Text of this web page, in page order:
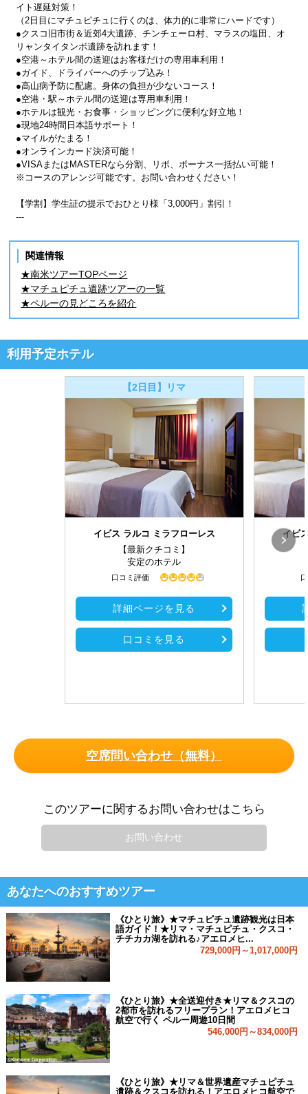
イト遅延対策！
（2日目にマチュピチュに行くのは、体力的に非常にハードです）
●クスコ旧市街＆近郊4大遺跡、チンチェーロ村、マラスの塩田、オ
リャンタイタンボ遺跡を訪れます！
●空港～ホテル間の送迎はお客様だけの専用車利用！
●ガイド、ドライバーへのチップ込み！
●高山病予防に配慮。身体の負担が少ないコース！
●空港・駅～ホテル間の送迎は専用車利用！
●ホテルは観光・お食事・ショッピングに便利な好立地！
●現地24時間日本語サポート！
●マイルがたまる！
●オンラインカード決済可能！
●VISAまたはMASTERなら分割、リボ、ボーナス一括払い可能！
※コースのアレンジ可能です。お問い合わせください！
【学割】学生証の提示でおひとり様「3,000円」割引！
---
関連情報
★南米ツアーTOPページ
★マチュピチュ遺跡ツアーの一覧
★ペルーの見どころを紹介
利用予定ホテル
【2日目】リマ
イビス ラルコ ミラフローレス
【最新クチコミ】
安定のホテル
口コミ評価
詳細ページを見る
口コミを見る
イビ
空席問い合わせ（無料）
このツアーに関するお問い合わせはこちら
お問い合わせ
あなたへのおすすめツアー
《ひとり旅》★マチュピチュ遺跡観光は日本
語ガイド！★リマ・マチュピチュ・クスコ・
チチカカ湖を訪れる♪アエロメヒ...
729,000円～1,017,000円
《ひとり旅》★全送迎付き★リマ＆クスコの
2都市を訪れるフリープラン！アエロメヒコ
航空で行く ペルー周遊10日間
546,000円～834,000円
《ひとり旅》★リマ＆世界遺産マチュピチュ
遺跡＆クスコを訪れる！アエロメヒコ航空で